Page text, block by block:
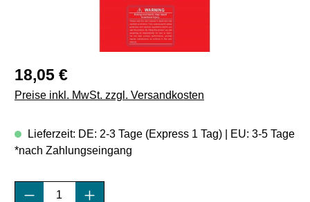
Regulärer Preis:
18,05 €
Preise inkl. MwSt. zzgl. Versandkosten
Lieferzeit: DE: 2-3 Tage (Express 1 Tag) | EU: 3-5 Tage
*nach Zahlungseingang
Produkt Anzahl: Gib den gewünschten